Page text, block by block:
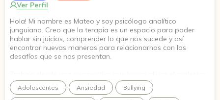
Ver Perfil
Hola! Mi nombre es Mateo y soy psicólogo analítico
junguiano. Creo que la terapia es un espacio para poder
hablar sin juicios, comprender lo que nos sucede y así
encontrar nuevas maneras para relacionarnos con los
desafíos que se nos presentan.
peo también comprender su sentido y así favorecer el
autoconocimiento y el crecimiento personal.
Adolescentes Ansiedad Bullying